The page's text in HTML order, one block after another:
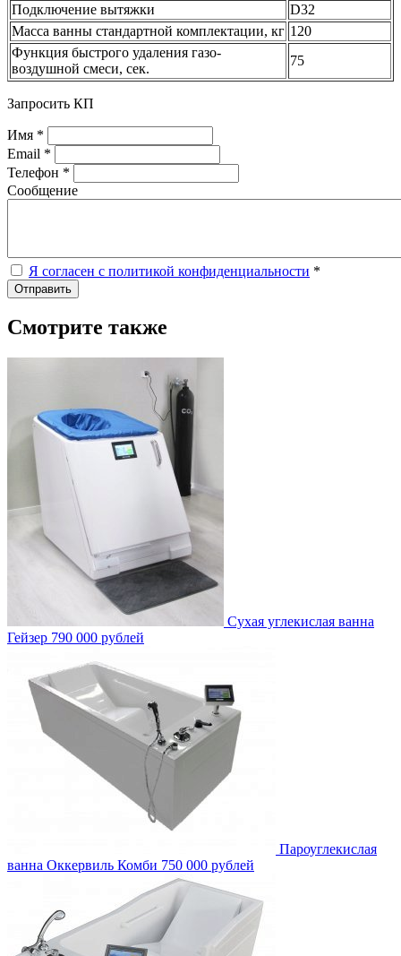
Подключение вытяжки
D32
Масса ванны стандартной комплектации, кг 120
Функция быстрого удаления газо-
воздушной смеси, сек.
75
Запросить КП
Имя *
Email *
Телефон *
Сообщение
Я согласен с политикой конфиденциальности *
Отправить
Смотрите также
Сухая углекислая ванна
Гейзер 790 000 рублей
Пароуглекислая
ванна Оккервиль Комби 750 000 рублей